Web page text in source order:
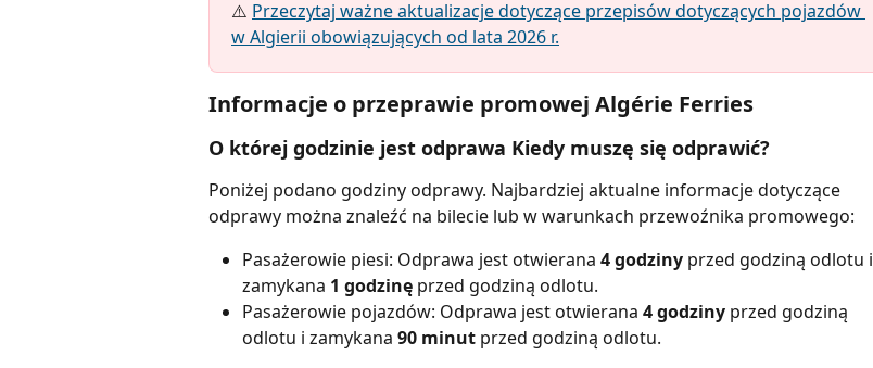
⚠️ Przeczytaj ważne aktualizacje dotyczące przepisów dotyczących pojazdów
w Algierii obowiązujących od lata 2026 r.
Informacje o przeprawie promowej Algérie Ferries
O której godzinie jest odprawa Kiedy muszę się odprawić?
Poniżej podano godziny odprawy. Najbardziej aktualne informacje dotyczące
odprawy można znaleźć na bilecie lub w warunkach przewoźnika promowego:
Pasażerowie piesi: Odprawa jest otwierana 4 godziny przed godziną odlotu i
zamykana 1 godzinę przed godziną odlotu.
Pasażerowie pojazdów: Odprawa jest otwierana 4 godziny przed godziną
odlotu i zamykana 90 minut przed godziną odlotu.